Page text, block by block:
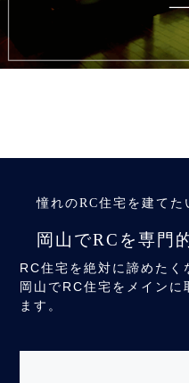
憧れのRC住宅を建てた
岡山でRCを専門
RC住宅を絶対に諦めたく
岡山でRC住宅をメインに
ます。